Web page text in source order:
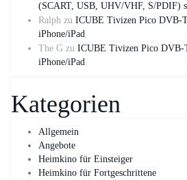
(SCART, USB, UHV/VHF, S/PDIF)
Ralph zu ICUBE Tivizen Pico DVB-
iPhone/iPad
The G zu ICUBE Tivizen Pico DVB-
iPhone/iPad
Kategorien
Allgemein
Angebote
Heimkino für Einsteiger
Heimkino für Fortgeschrittene